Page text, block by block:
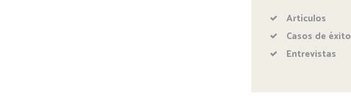
Artículos
Casos de éxito
Entrevistas